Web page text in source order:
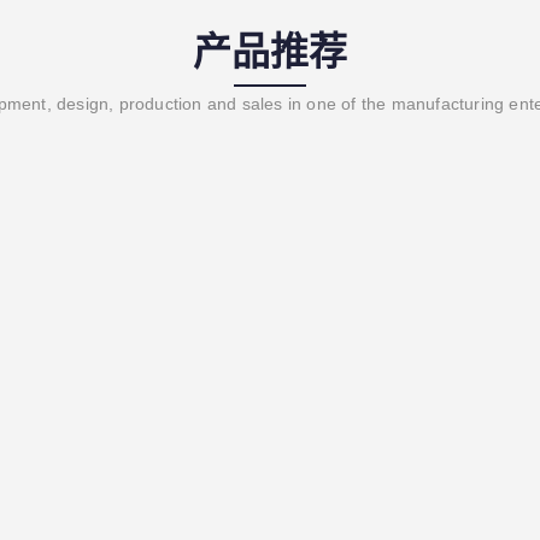
产品推荐
design, production and sales in one of the manufacturing